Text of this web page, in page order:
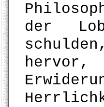
der
hervor,